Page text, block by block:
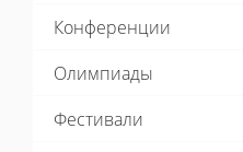
Конференции
Олимпиады
Фестивали